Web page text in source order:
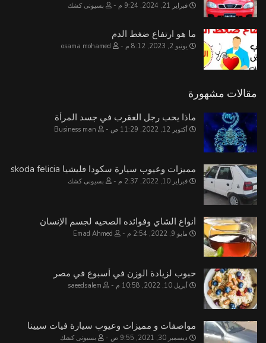
فبراير 21, 2024, 9:24 م بسيونى كشك
ما هو ارتفاع ضغط الدم
يونيو 2, 2023, 8:12 م
مقالات مشهورة
ماذا يحب رجل العقرب في جسد المرأة
أكتوبر 12, 2022, 11:29 ص
مميزات وعيوب سيارة سكودا فليشيا skoda felicia
فبراير 10, 2022, 2:37 م بسيونى كشك
أنواع الشاي وفوائده الصحيه لجسم الإنسان
مايو 9, 2022, 2:54 م
حبوب لزيادة الوزن في أسبوع في مصر
أبريل 10, 2022, 10:58 م
مواصفات و مميزات وعيوب سيارة فيات سيينا
ديسمبر 30, 2021, 9:55 ص بسيونى كشك